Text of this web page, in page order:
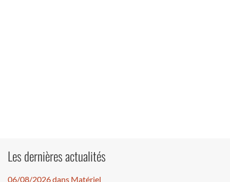
Les dernières actualités
06/08/2026 dans Matériel